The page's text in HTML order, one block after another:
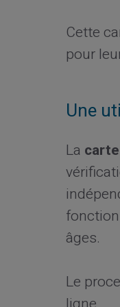
Cette
pour
Une
La
âges.
Le